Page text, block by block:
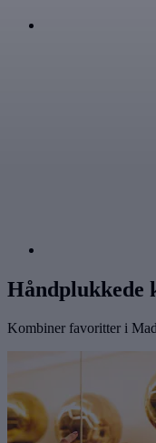
Håndplukkede
Kombiner favoritter i